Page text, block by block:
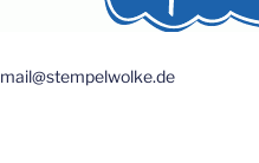
mail@stempelwolke.de